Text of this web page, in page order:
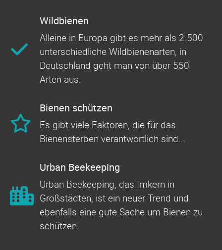
Wildbienen
Alleine in Europa gibt es mehr als 2.500
unterschiedliche Wildbienenarten, in
Deutschland geht man von über 550
Arten aus.
Bienen schützen
Es gibt viele Faktoren, die für das
Bienensterben verantwortlich sind...
Urban Beekeeping
Urban Beekeeping, das Imkern in
Großstädten, ist ein neuer Trend und
ebenfalls eine gute Sache um Bienen zu
schützen.